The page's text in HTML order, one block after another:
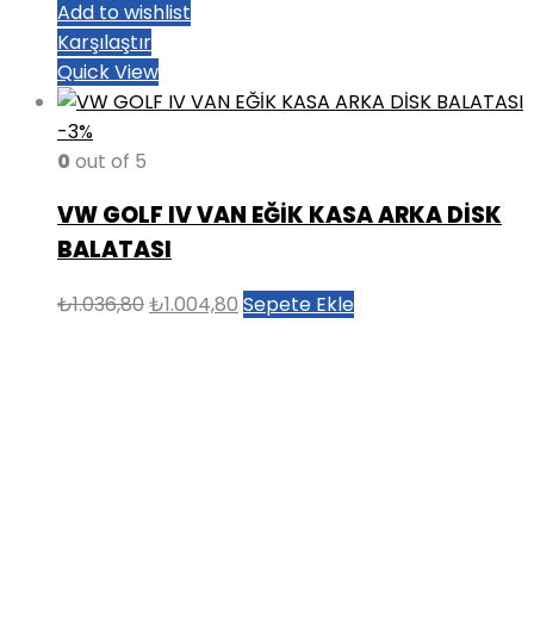
Add to wishlist
Karşılaştır
Quick View
-3%
0 out of 5
VW GOLF IV VAN EĞİK KASA ARKA DİSK
BALATASI
₺1.036,80Orijinal
₺1.004,80 Şu
Sepete Ekle